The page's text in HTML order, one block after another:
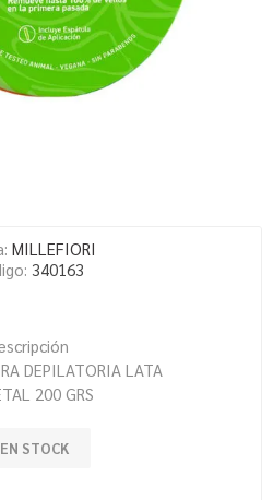
MILLEFIORI
340163
DEPILATORIA LATA
200 GRS
STOCK